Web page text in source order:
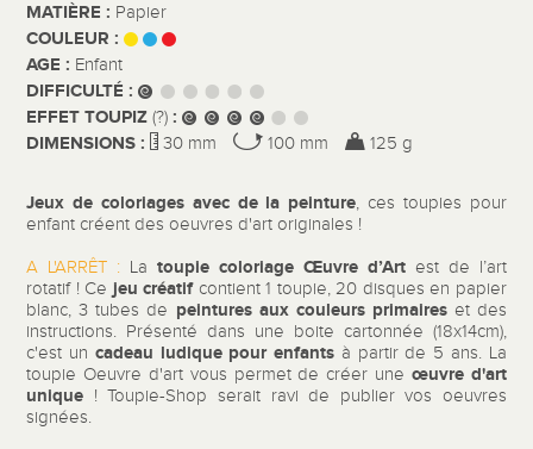
MATIÈRE : Papier
COULEUR :
AGE : Enfant
DIFFICULTÉ :
EFFET TOUPIZ(?) :
DIMENSIONS :
30 mm 100 mm 125 g
Jeux de coloriages avec de la peinture, ces toupies pour
enfant créent des oeuvres d'art originales !
A L'ARRÊT : Latoupie coloriage Œuvre d’Artest de l’art
rotatif ! Ce jeu créatifcontient 1 toupie, 20 disques en papier
blanc, 3 tubes de peintures aux couleurs primaireset des
instructions. Présenté dans une boite cartonnée (18x14cm),
c'est un cadeau ludique pour enfants à partir de 5 ans. La
toupie Oeuvre d'art vous permet de créer une œuvre d'art
unique ! Toupie-Shop serait ravi de publier vos oeuvres
signées.